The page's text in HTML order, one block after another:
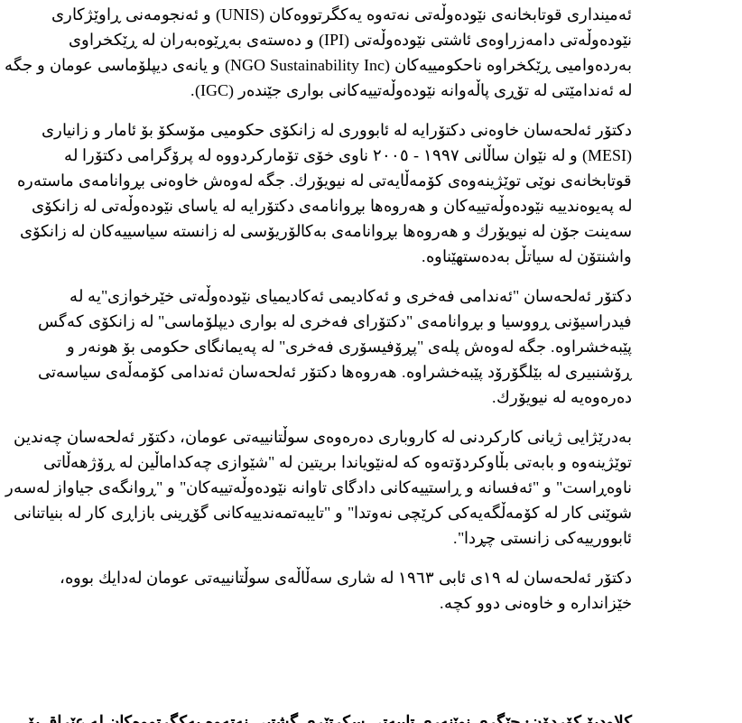
ئەمینداری قوتابخانەی نێودەوڵەتی نەتەوە یەکگرتووەکان (UNIS) و ئەنجومەنی ڕاوێژکاری
نێودەوڵەتی دامەزراوەی ئاشتی نێودەوڵەتی (IPI) و دەستەی بەڕێوەبەران لە ڕێکخراوی
بەردەوامیی ڕێکخراوە ناحکومییەکان (NGO Sustainability Inc) و یانەی دیپلۆماسی عومان و جگە
لە ئەندامێتی لە تۆڕی پاڵەوانە نێودەوڵەتییەکانی بواری جێندەر (IGC).
دکتۆر ئەلحەسان خاوەنی دکتۆرایە لە ئابووری لە زانکۆی حکومیی مۆسکۆ بۆ ئامار و زانیاری
(MESI) و لە نێوان ساڵانی ١٩٩٧ - ٢٠٠٥ ناوی خۆی تۆمارکردووە لە پرۆگرامی دکتۆرا لە
قوتابخانەی نوێی توێژینەوەی کۆمەڵایەتی لە نیویۆرك. جگە لەوەش خاوەنی بڕوانامەی ماستەرە
لە پەیوەندییە نێودەوڵەتییەکان و هەروەها بڕوانامەی دکتۆرایە لە یاسای نێودەوڵەتی لە زانکۆی
سەینت جۆن لە نیویۆرك و هەروەها بڕوانامەی بەکالۆریۆسی لە زانستە سیاسییەکان لە زانکۆی
واشنتۆن لە سیاتڵ بەدەستهێناوە.
دکتۆر ئەلحەسان "ئەندامی فەخری و ئەکادیمی ئەکادیمیای نێودەوڵەتی خێرخوازی"یە لە
فیدراسیۆنی ڕووسیا و بڕوانامەی "دکتۆرای فەخری لە بواری دیپلۆماسی" لە زانکۆی کەگس
پێبەخشراوە. جگە لەوەش پلەی "پڕۆفیسۆری فەخری" لە پەیمانگای حکومی بۆ هونەر و
ڕۆشنبیری لە بێلگۆرۆد پێبەخشراوە. هەروەها دکتۆر ئەلحەسان ئەندامی کۆمەڵەی سیاسەتی
دەرەوەیە لە نیویۆرك.
بەدرێژایی ژیانی کارکردنی لە کاروباری دەرەوەی سوڵتانییەتی عومان، دکتۆر ئەلحەسان چەندین
توێژینەوە و بابەتی بڵاوکردۆتەوە کە لەنێویاندا بریتین لە "شێوازی چەکداماڵین لە ڕۆژهەڵاتی
ناوەڕاست" و "ئەفسانە و ڕاستییەکانی دادگای تاوانە نێودەوڵەتییەکان" و "ڕوانگەی جیاواز لەسەر
شوێنی کار لە کۆمەڵگەیەکی کرێچی نەوتدا" و "تایبەتمەندییەکانی گۆڕینی بازاڕی کار لە بنیاتنانی
ئابوورییەکی زانستی چڕدا".
دکتۆر ئەلحەسان لە ١٩ی ئابی ١٩٦٣ لە شاری سەڵاڵەی سوڵتانییەتی عومان لەدایك بووە،
خێزاندارە و خاوەنی دوو کچە.